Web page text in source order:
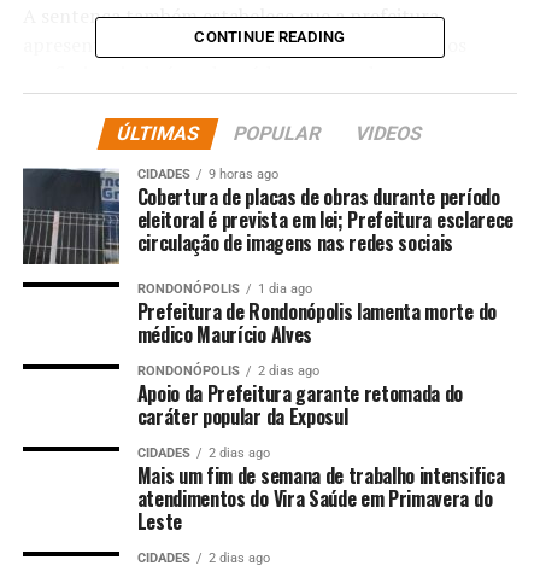
A sentença também estabelece que a prefeitura
apresente um levantamento detalhado de todos os
temporariamente, e que regularize o Portal da
Transparência, garantindo acesso integral e fidedigno
Ação Civil Pública (ACP) foi ajuizada contra o Município
de Paranatinga e o então prefeito Josimar Marques
Barbosa, após o Ministério Público de Mato Grosso
constatar a manutenção de vínculos precários de
profissionais de fisioterapia com a Administração
As contratações temporárias, iniciadas em 2020 sob a
justificativa da pandemia de Covid-19, foram utilizadas
para suprir a demanda na rede municipal de saúde,
configurando, no entanto, uma evidente burla à
exigência de concurso público para provimento de
cargos permanentes. “Se os contratos temporários
passam a ser prorrogados para além da duração da
CONTINUE READING
ÚLTIMAS POPULAR VIDEOS
CIDADES 9 horas ago
Cobertura de placas de obras durante período
eleitoral é prevista em lei; Prefeitura esclarece
circulação de imagens nas redes sociais
RONDONÓPOLIS 1 dia ago
Prefeitura de Rondonópolis lamenta morte do
médico Maurício Alves
RONDONÓPOLIS 2 dias ago
Apoio da Prefeitura garante retomada do
caráter popular da Exposul
CIDADES 2 dias ago
Mais um fim de semana de trabalho intensifica
atendimentos do Vira Saúde em Primavera do
Leste
CIDADES 2 dias ago